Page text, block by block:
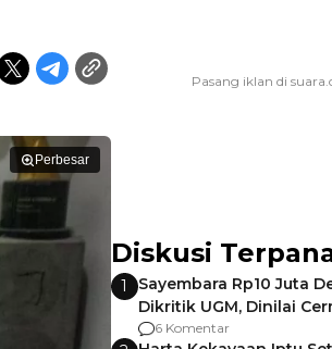
Perbesar
Diskusi
1
Sayembara Rp10 Juta
Dikritik UGM, Dinilai
Gagalnya Negara Jamin
6 Komentar